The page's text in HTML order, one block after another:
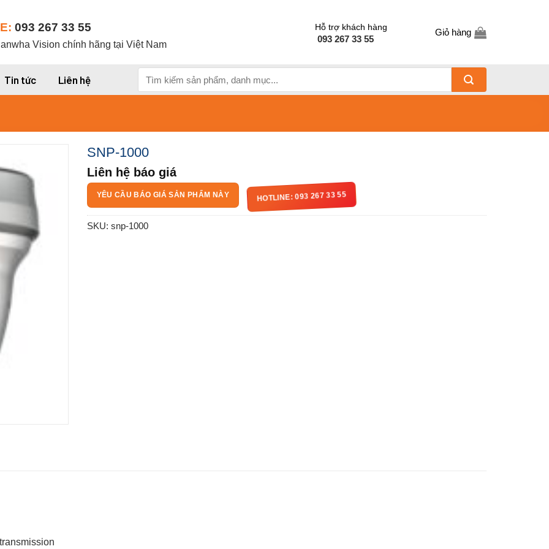
093 267 33 55
Vision chính hãng tại Việt Nam
Hỗ trợ khách hàng
093 267 33 55
Giỏ hàng
Tin tức Liên hệ
kiếm:
SNP-1000
Liên hệ báo giá
YÊU CẦU BÁO GIÁ SẢN PHẨM NÀY HOTLINE: 093 267 33 55
SKU: snp-1000